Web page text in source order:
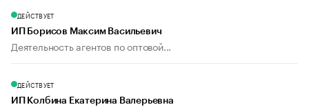
ДЕЙСТВУЕТ
ИП Борисов Максим Васильевич
Деятельность агентов по оптовой...
ДЕЙСТВУЕТ
ИП Колбина Екатерина Валерьевна